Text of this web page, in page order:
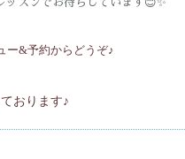
ー&予約からどうぞ♪
おります♪